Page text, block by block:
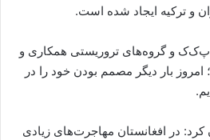
و ترکیه ایجاد شده است.
پ‌ک‌ک و گروه‌های تروریستی همکاری و
بار دیگر مصمم بودن خود را در
در افغانستان مهاجرت‌های زیادی